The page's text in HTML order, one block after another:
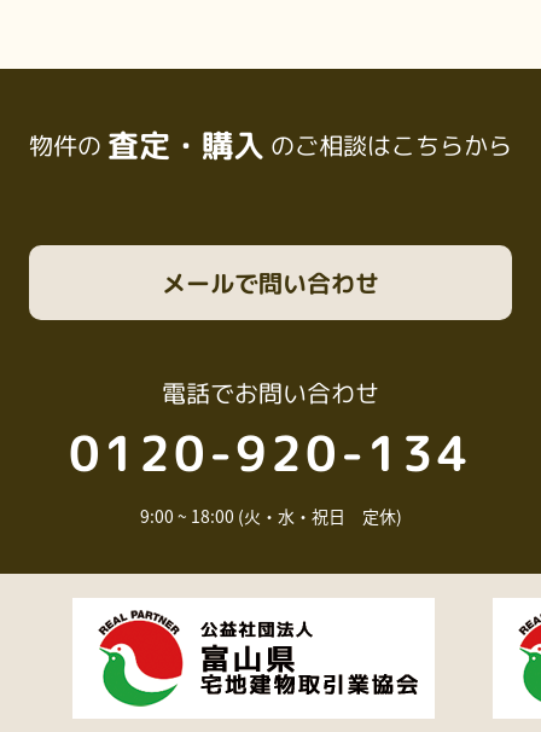
物件の 査定・購入 のご相談はこちらから
電話でお問い合わせ
0120-920-134
9:00 ~ 18:00 (火・水・祝日 定休)
メールで問い合わせ